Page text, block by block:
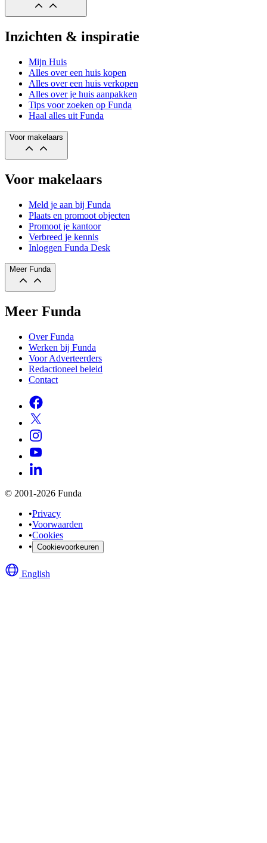
Inzichten & inspiratie
Mijn Huis
Alles over een huis kopen
Alles over een huis verkopen
Alles over je huis aanpakken
Tips voor zoeken op Funda
Haal alles uit Funda
Voor makelaars
Voor makelaars
Meld je aan bij Funda
Plaats en promoot objecten
Promoot je kantoor
Verbreed je kennis
Inloggen Funda Desk
Meer Funda
Meer Funda
Over Funda
Werken bij Funda
Voor Adverteerders
Redactioneel beleid
Contact
© 2001-2026 Funda
•Privacy
•Voorwaarden
•Cookies
• Cookievoorkeuren
English